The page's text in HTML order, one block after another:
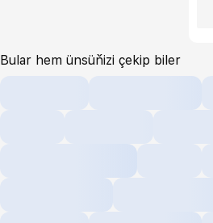
Bular hem ünsüňizi çekip biler